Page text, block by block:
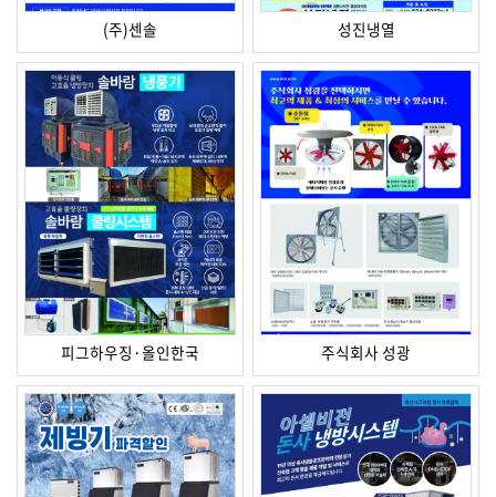
(주)센솔 성진냉열
피그하우징·올인한국 주식회사 성광